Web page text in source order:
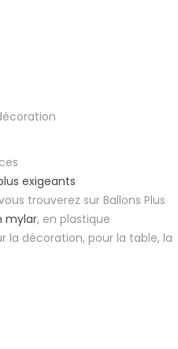
exigeants
trouverez sur Ballons Plus
mylar, en plastique
la décoration, pour la table, la